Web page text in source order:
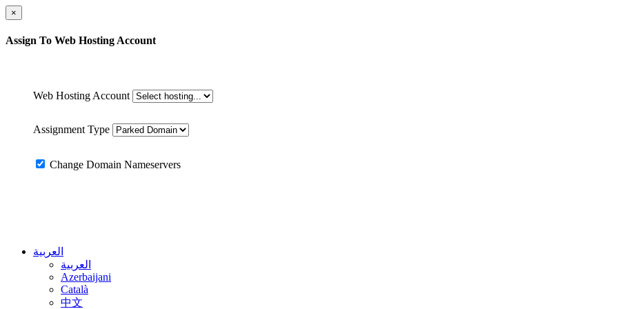
×
Assign To Web Hosting Account
Web Hosting Account
Assignment Type
Change Domain Nameservers
العربية
العربية
Azerbaijani
Català
中文